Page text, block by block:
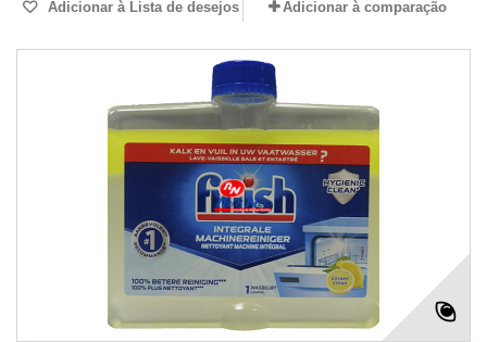
Adicionar à Lista de desejos Adicionar à comparação